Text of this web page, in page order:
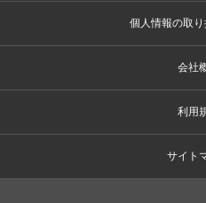
個人情報の取
会社
利用
サイト